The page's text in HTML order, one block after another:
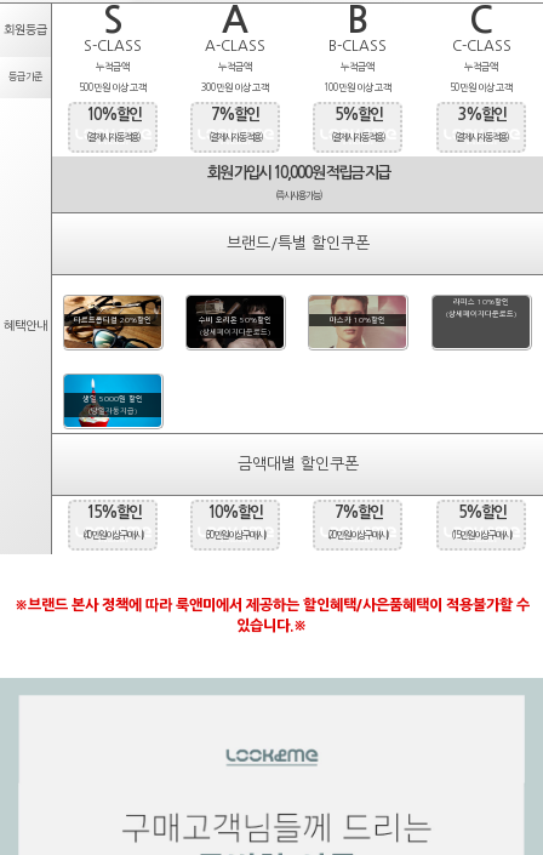
회원등급 S A B C
S-CLASS A-CLASS B-CLASS C-CLASS
등급기준
누적금액
500만원 이상 고객
누적금액
300만원 이상 고객
누적금액
100만원 이상 고객
누적금액
50만원 이상 고객
혜택안내
10%할인
(결제시 자동적용)
7%할인
(결제시 자동적용)
5%할인
(결제시 자동적용)
3%할인
(결제시 자동적용)
회원 가입시 10,000원 적립금 지급
(즉시사용가능)
브랜드/특별 할인쿠폰
타르트옵티컬 20%할인
수비 오리온 50%할인
(상세페이지다운로드)
마스카 10%할인
라피스 10%할인
(상세페이지다운로드)
생일 5000원 할인
(당일자동지급)
금액대별 할인쿠폰
15%할인
(40만원 이상 구매시)
10%할인
(30만원 이상 구매시)
7%할인
(20만원 이상 구매시)
5%할인
(15만원 이상 구매시)
※브랜드 본사 정책에 따라 룩앤미에서 제공하는 할인혜택/사은품혜택이 적용불가할 수
있습니다.※